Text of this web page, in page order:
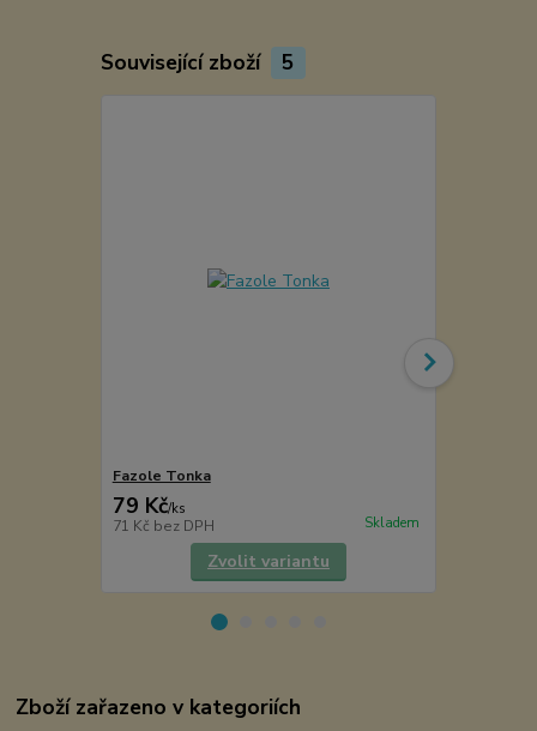
Související zboží 5
Fazole Tonka
79 Kč/ks
71 Kč bez DPH Skladem
Zvolit variantu
Zboží zařazeno v kategoriích